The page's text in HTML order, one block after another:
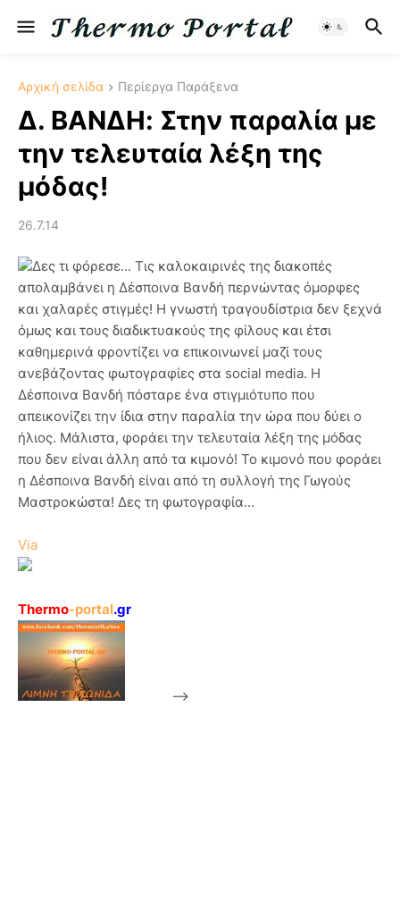
Αρχική σελίδα Περίεργα Παράξενα
Δ. ΒΑΝΔΗ: Στην παραλία με
την τελευταία λέξη της
μόδας!
26.7.14
Δες τι φόρεσε... Τις καλοκαιρινές της διακοπές
απολαμβάνει η Δέσποινα Βανδή περνώντας όμορφες
και χαλαρές στιγμές! Η γνωστή τραγουδίστρια δεν ξεχνά
όμως και τους διαδικτυακούς της φίλους και έτσι
καθημερινά φροντίζει να επικοινωνεί μαζί τους
ανεβάζοντας φωτογραφίες στα social media. Η
Δέσποινα Βανδή πόσταρε ένα στιγμιότυπο που
απεικονίζει την ίδια στην παραλία την ώρα που δύει ο
ήλιος. Μάλιστα, φοράει την τελευταία λέξη της μόδας
που δεν είναι άλλη από τα κιμονό! Το κιμονό που φοράει
η Δέσποινα Βανδή είναι από τη συλλογή της Γωγούς
Μαστροκώστα! Δες τη φωτογραφία…
Via
Thermo-portal.gr
-->